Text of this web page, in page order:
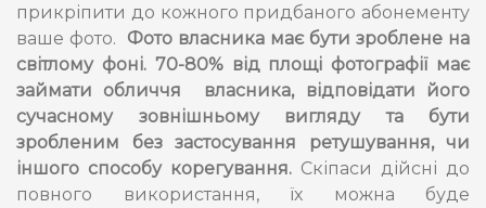
прикріпити до кожного придбаного абонементу
ваше фото. Фото власника має бути зроблене на
світлому фоні. 70-80% від площі фотографії має
займати обличчя власника, відповідати його
сучасному зовнішньому вигляду та бути
зробленим без застосування ретушування, чи
іншого способу корегування. Скіпаси дійсні до
повного використання, їх можна буде